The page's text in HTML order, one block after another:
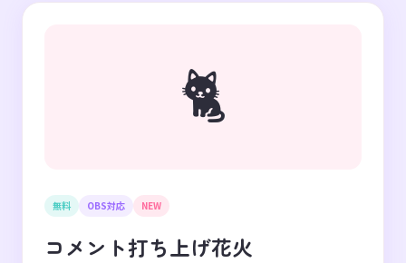
🐈
無料 OBS対応 NEW
コメント打ち上げ花火